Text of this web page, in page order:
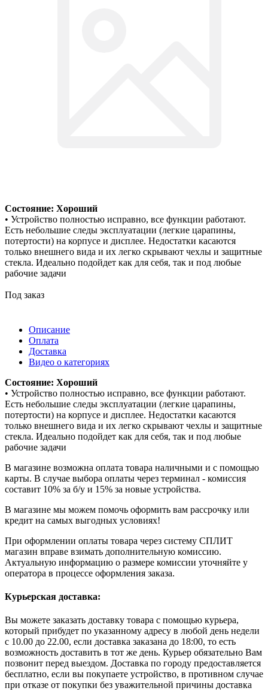
Состояние: Хороший
• Устройство полностью исправно, все функции работают.
Есть небольшие следы эксплуатации (легкие царапины,
потертости) на корпусе и дисплее. Недостатки касаются
только внешнего вида и их легко скрывают чехлы и защитные
стекла. Идеально подойдет как для себя, так и под любые
рабочие задачи
Под заказ
Описание
Оплата
Доставка
Видео о категориях
Состояние: Хороший
• Устройство полностью исправно, все функции работают.
Есть небольшие следы эксплуатации (легкие царапины,
потертости) на корпусе и дисплее. Недостатки касаются
только внешнего вида и их легко скрывают чехлы и защитные
стекла. Идеально подойдет как для себя, так и под любые
рабочие задачи
В магазине возможна оплата товара наличными и с помощью
карты. В случае выбора оплаты через терминал - комиссия
составит 10% за б/у и 15% за новые устройства.
В магазине мы можем помочь оформить вам рассрочку или
кредит на самых выгодных условиях!
При оформлении оплаты товара через систему СПЛИТ
магазин вправе взимать дополнительную комиссию.
Актуальную информацию о размере комиссии уточняйте у
оператора в процессе оформления заказа.
Курьерская доставка:
Вы можете заказать доставку товара с помощью курьера,
который прибудет по указанному адресу в любой день недели
с 10.00 до 22.00, если доставка заказана до 18:00, то есть
возможность доставить в тот же день. Курьер обязательно Вам
позвонит перед выездом. Доставка по городу предоставляется
бесплатно, если вы покупаете устройство, в противном случае
при отказе от покупки без уважительной причины доставка